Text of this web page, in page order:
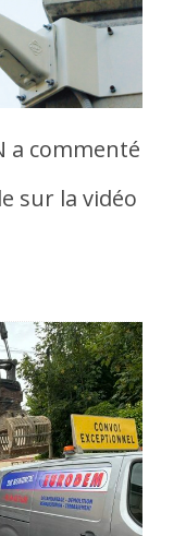
a commenté
sur la vidéo